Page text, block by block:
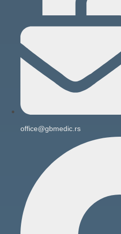
office@gbmedic.rs